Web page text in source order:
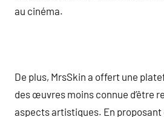
au cinéma.
De plus, MrsSkin a offert une
des œuvres moins connue d’être
aspects artistiques. En proposant